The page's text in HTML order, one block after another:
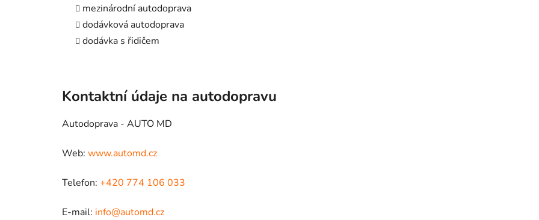
mezinárodní autodoprava
dodávková autodoprava
dodávka s řidičem
Kontaktní údaje na autodopravu
Autodoprava - AUTO MD
Web: www.automd.cz
Telefon: +420 774 106 033
E-mail: info@automd.cz